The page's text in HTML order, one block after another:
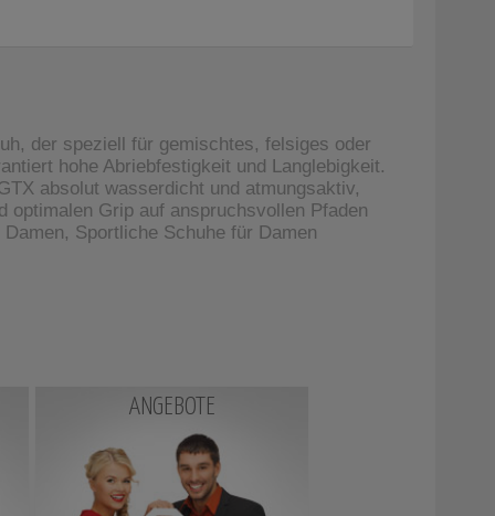
der speziell für gemischtes, felsiges oder
hohe Abriebfestigkeit und Langlebigkeit.
absolut wasserdicht und atmungsaktiv,
Grip auf anspruchsvollen Pfaden
Sportliche Schuhe für Damen
ANGEBOTE